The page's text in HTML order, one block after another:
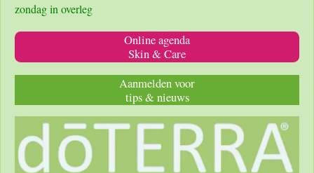
zondag in overleg
Online agenda
Skin & Care
Aanmelden voor
tips & nieuws